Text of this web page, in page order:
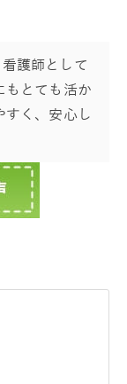
護師として
もとても活か
すく、安心し